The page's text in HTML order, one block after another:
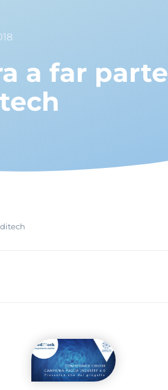
a far parte